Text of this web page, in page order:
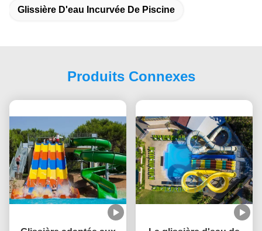
Glissière D'eau Incurvée De Piscine
Produits Connexes